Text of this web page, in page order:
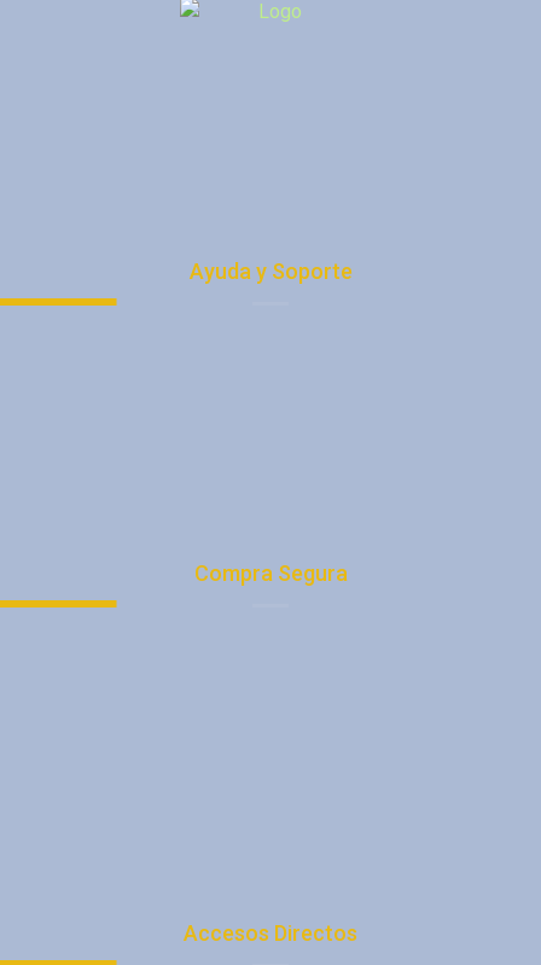
Ayuda y Soporte
Compra Segura
Accesos Directos